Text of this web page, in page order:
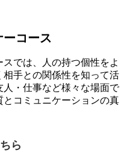
ーコース
では、人の持つ個性をよ
相手との関係性を知って活
・仕事など様々な場面で
コミュニケーションの真
ら